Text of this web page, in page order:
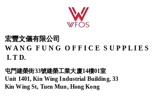
宏豐文儀有限公司
W A N G F U N G O F F I C E S U P P L I E S
L T D.
屯門建榮街33號建榮工業大廈14樓01室
Unit 1401, Kin Wing Industrial Building, 33
Kin Wing St, Tuen Mun, Hong Kong